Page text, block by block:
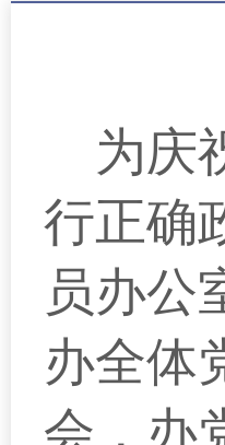
为庆
行正确
员办公
办全体
会，办